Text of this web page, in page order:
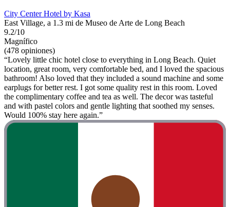
City Center Hotel by Kasa
East Village, a 1.3 mi de Museo de Arte de Long Beach
9.2/10
Magnífico
(478 opiniones)
“Lovely little chic hotel close to everything in Long Beach. Quiet
location, great room, very comfortable bed, and I loved the spacious
bathroom! Also loved that they included a sound machine and some
earplugs for better rest. I got some quality rest in this room. Loved
the complimentary coffee and tea as well. The decor was tasteful
and with pastel colors and gentle lighting that soothed my senses.
Would 100% stay here again.”